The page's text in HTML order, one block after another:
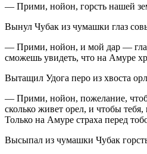
— Прими, нойон, горсть нашей
Вынул Чубак из чумашки глаз
— Прими, нойон, и мой дар —
сможешь увидеть, что на Амуре
Вытащил Удога перо из хвоста
— Прими, нойон, пожелание,
сколько живет орел, и чтобы тебя,
Только на Амуре страха перед
Высыпал из чумашки Чубак